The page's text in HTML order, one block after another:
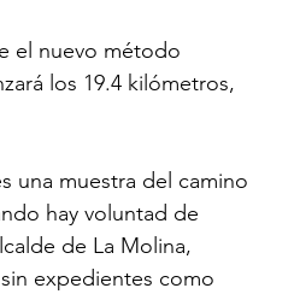
el nuevo método
los 19.4 kilómetros,
una muestra del camino
hay voluntad de
de La Molina,
expedientes como